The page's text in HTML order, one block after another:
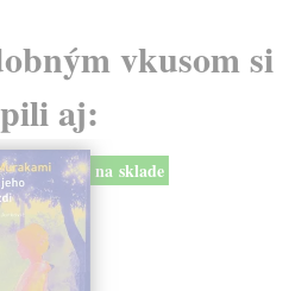
vkusom si
aj:
na sklade